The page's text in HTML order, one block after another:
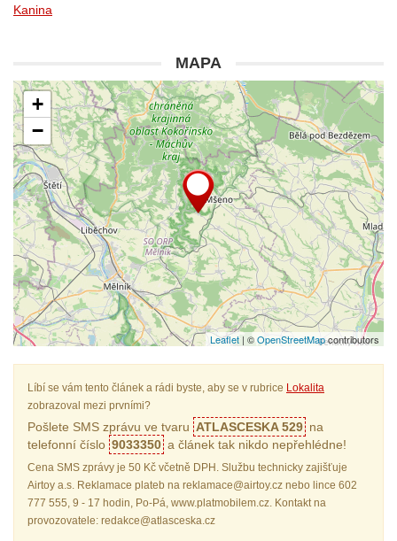
Kanina
MAPA
+
−
Leaflet | ©OpenStreetMapcontributors
Líbí se vám tento článek a rádi byste, aby se v rubrice Lokalita
zobrazoval mezi prvními?
Pošlete SMS zprávu ve tvaru ATLASCESKA 529 na
telefonní číslo 9033350 a článek tak nikdo nepřehlédne!
Cena SMS zprávy je 50 Kč včetně DPH. Službu technicky zajišťuje
Airtoy a.s. Reklamace plateb na reklamace@airtoy.cz nebo lince 602
777 555, 9 - 17 hodin, Po-Pá, www.platmobilem.cz. Kontakt na
provozovatele: redakce@atlasceska.cz